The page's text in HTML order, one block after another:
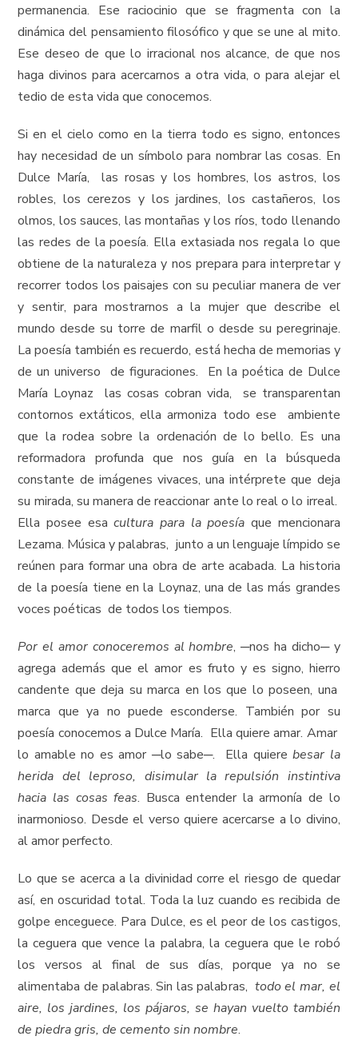
permanencia. Ese raciocinio que se fragmenta con la
dinámica del pensamiento filosófico y que se une al mito.
Ese deseo de que lo irracional nos alcance, de que nos
haga divinos para acercarnos a otra vida, o para alejar el
tedio de esta vida que conocemos.
Si en el cielo como en la tierra todo es signo, entonces
hay necesidad de un símbolo para nombrar las cosas. En
Dulce María, las rosas y los hombres, los astros, los
robles, los cerezos y los jardines, los castañeros, los
olmos, los sauces, las montañas y los ríos, todo llenando
las redes de la poesía. Ella extasiada nos regala lo que
obtiene de la naturaleza y nos prepara para interpretar y
recorrer todos los paisajes con su peculiar manera de ver
y sentir, para mostrarnos a la mujer que describe el
mundo desde su torre de marfil o desde su peregrinaje.
La poesía también es recuerdo, está hecha de memorias y
de un universo de figuraciones. En la poética de Dulce
María Loynaz las cosas cobran vida, se transparentan
contornos extáticos, ella armoniza todo ese ambiente
que la rodea sobre la ordenación de lo bello. Es una
reformadora profunda que nos guía en la búsqueda
constante de imágenes vivaces, una intérprete que deja
su mirada, su manera de reaccionar ante lo real o lo irreal.
Ella posee esacultura para la poesía que mencionara
Lezama. Música y palabras, junto a un lenguaje límpido se
reúnen para formar una obra de arte acabada. La historia
de la poesía tiene en la Loynaz, una de las más grandes
voces poéticas de todos los tiempos.
Por el amor conoceremos al hombre, ─nos ha dicho─ y
agrega además que el amor es fruto y es signo, hierro
candente que deja su marca en los que lo poseen, una
marca que ya no puede esconderse. También por su
poesía conocemos a Dulce María. Ella quiere amar. Amar
lo amable no es amor ─lo sabe─. Ella quierebesar la
herida del leproso, disimular la repulsión instintiva
hacia las cosas feas. Busca entender la armonía de lo
inarmonioso. Desde el verso quiere acercarse a lo divino,
al amor perfecto.
Lo que se acerca a la divinidad corre el riesgo de quedar
así, en oscuridad total. Toda la luz cuando es recibida de
golpe enceguece. Para Dulce, es el peor de los castigos,
la ceguera que vence la palabra, la ceguera que le robó
los versos al final de sus días, porque ya no se
alimentaba de palabras. Sin las palabras, todo el mar, el
aire, los jardines, los pájaros, se hayan vuelto también
de piedra gris, de cemento sin nombre.